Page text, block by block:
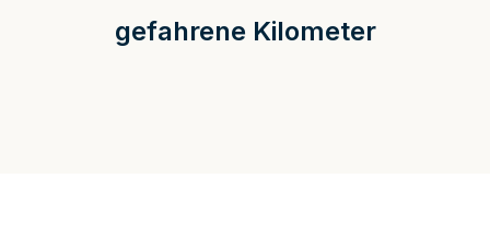
gefahrene Kilometer